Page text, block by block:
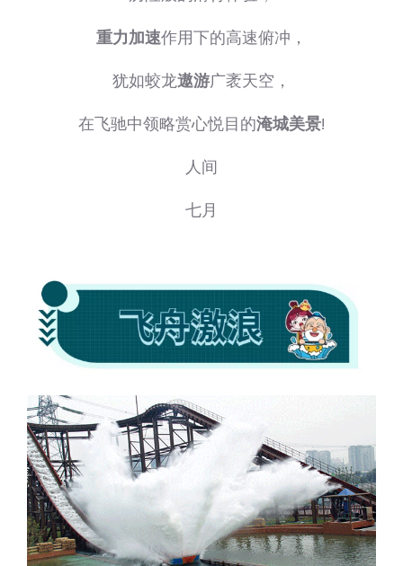
重力加速作用下的高速俯冲，
犹如蛟龙遨游广袤天空，
在飞驰中领略赏心悦目的淹城美景!
人间
七月